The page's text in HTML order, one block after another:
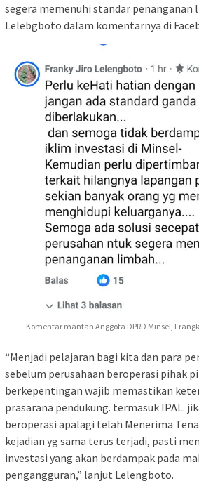
segera memenuhi standar penanganan
Lelebgboto dalam komentarnya di
Komentar mantan Anggota DPRD Minsel,
“Menjadi pelajaran bagi kita dan para
sebelum perusahaan beroperasi pihak
berkepentingan wajib memastikan
prasarana pendukung. termasuk IPAL.
beroperasi apalagi telah Menerima
kejadian yg sama terus terjadi, pasti
investasi yang akan berdampak pada
pengangguran,” lanjut Lelengboto.